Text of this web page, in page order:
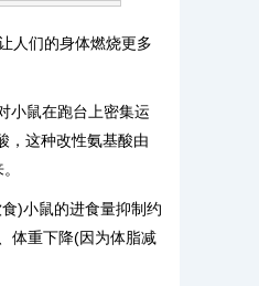
人们的身体燃烧更多
鼠在跑台上密集运
，这种改性氨基酸由
)小鼠的进食量抑制约
体重下降(因为体脂减